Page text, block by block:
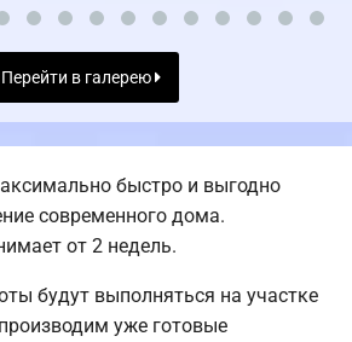
Перейти в галерею
быстро и выгодно
современного дома.
от 2 недель.
будут выполняться на участке
уже готовые